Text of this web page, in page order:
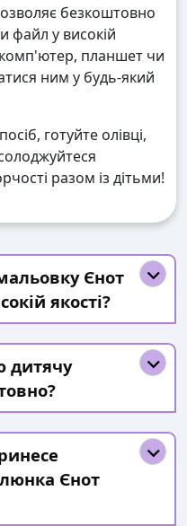
безкоштовно
файл у високій
комп'ютер, планшет чи
ним у будь-який
готуйте олівці,
разом із дітьми!
Єнот
якості?
дитячу
Єнот